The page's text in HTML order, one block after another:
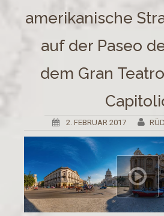
amerikanische
auf der Paseo
dem Gran
2. FEBRUAR 2017